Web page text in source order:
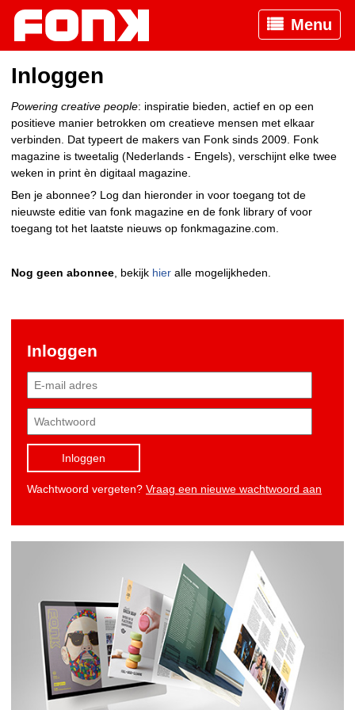
Menu
Inloggen
Powering creative people: inspiratie bieden, actief en op een
positieve manier betrokken om creatieve mensen met elkaar
verbinden. Dat typeert de makers van Fonk sinds 2009. Fonk
magazine is tweetalig (Nederlands - Engels), verschijnt elke twee
weken in print èn digitaal magazine.
Ben je abonnee? Log dan hieronder in voor toegang tot de
nieuwste editie van fonk magazine en de fonk library of voor
toegang tot het laatste nieuws op fonkmagazine.com.
Nog geen abonnee , bekijk hier alle mogelijkheden.
Inloggen
Inloggen
Wachtwoord vergeten? Vraag een nieuwe wachtwoord aan